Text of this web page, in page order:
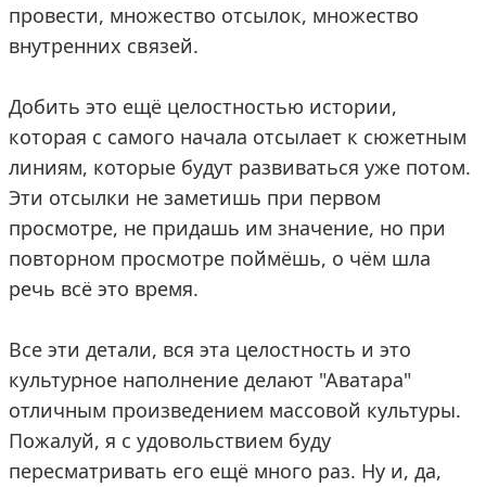
провести, множество отсылок, множество
внутренних связей.
Добить это ещё целостностью истории,
которая с самого начала отсылает к сюжетным
линиям, которые будут развиваться уже потом.
Эти отсылки не заметишь при первом
просмотре, не придашь им значение, но при
повторном просмотре поймёшь, о чём шла
речь всё это время.
Все эти детали, вся эта целостность и это
культурное наполнение делают "Аватара"
отличным произведением массовой культуры.
Пожалуй, я с удовольствием буду
пересматривать его ещё много раз. Ну и, да,